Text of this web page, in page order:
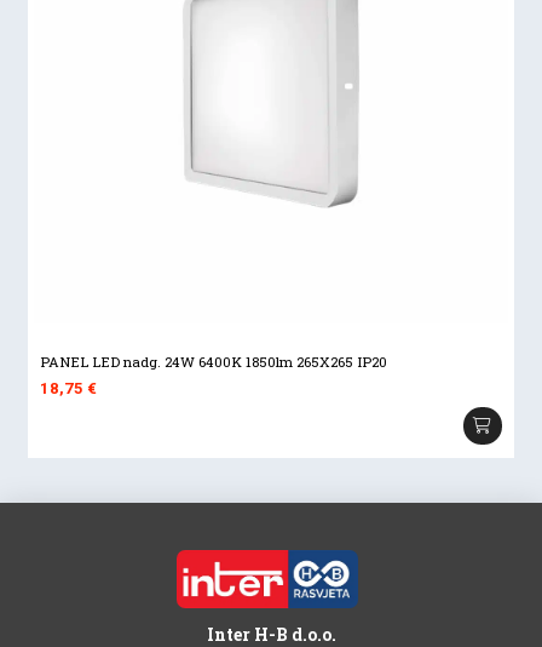
PANEL LED nadg. 24W 6400K 1850lm 265X265 IP20
18,75€
Inter H-B d.o.o.